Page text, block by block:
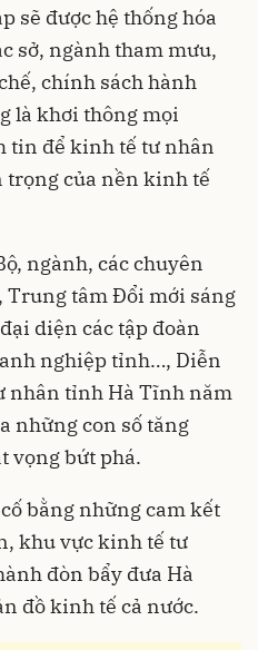
sẽ được hệ thống hóa
sở, ngành tham mưu,
chính sách hành
là khơi thông mọi
tin để kinh tế tư nhân
trọng của nền kinh tế
ngành, các chuyên
Trung tâm Đổi mới sáng
diện các tập đoàn
nghiệp tỉnh…, Diễn
nhân tỉnh Hà Tĩnh năm
những con số tăng
vọng bứt phá.
bằng những cam kết
khu vực kinh tế tư
đòn bẩy đưa Hà
đồ kinh tế cả nước.